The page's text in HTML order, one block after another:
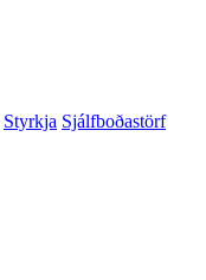
Styrkja Sjálfboðastörf